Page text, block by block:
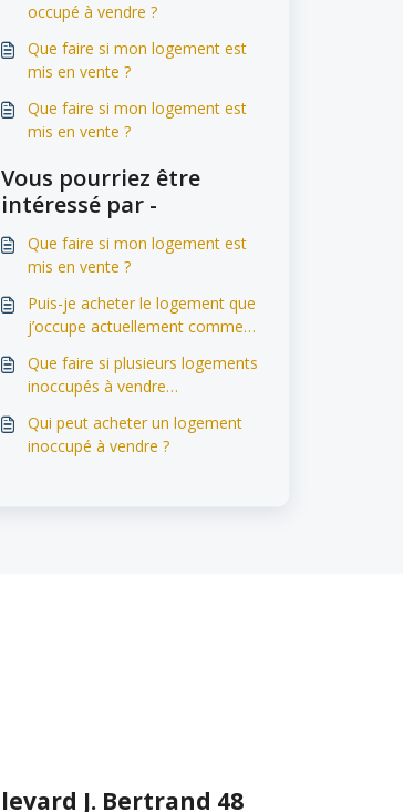
occupé à vendre ?
Que faire si mon logement est
mis en vente ?
Que faire si mon logement est
mis en vente ?
Vous pourriez être
intéressé par -
Que faire si mon logement est
mis en vente ?
Puis-je acheter le logement que
j’occupe actuellement comme
Que faire si plusieurs logements
inoccupés à vendre
Qui peut acheter un logement
inoccupé à vendre ?